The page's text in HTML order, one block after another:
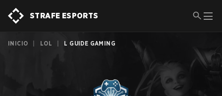
STRAFE ESPORTS
INICIO LOL L GUIDE GAMING